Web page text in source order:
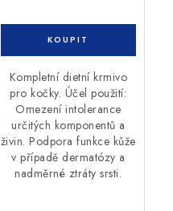
Kompletní dietní krmivo
pro kočky. Účel použití:
Omezení intolerance
určitých komponentů a
živin. Podpora funkce kůže
v případě dermatózy a
nadměrné ztráty srsti.